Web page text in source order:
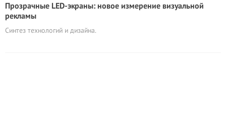
Прозрачные LED-экраны: новое измерение визуальной
рекламы
Синтез технологий и дизайна.